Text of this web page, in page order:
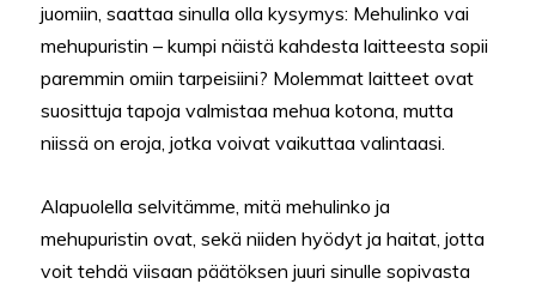
juomiin, saattaa sinulla olla kysymys: Mehulinko vai
mehupuristin – kumpi näistä kahdesta laitteesta sopii
paremmin omiin tarpeisiini? Molemmat laitteet ovat
suosittuja tapoja valmistaa mehua kotona, mutta
niissä on eroja, jotka voivat vaikuttaa valintaasi.
Alapuolella selvitämme, mitä mehulinko ja
mehupuristin ovat, sekä niiden hyödyt ja haitat, jotta
voit tehdä viisaan päätöksen juuri sinulle sopivasta